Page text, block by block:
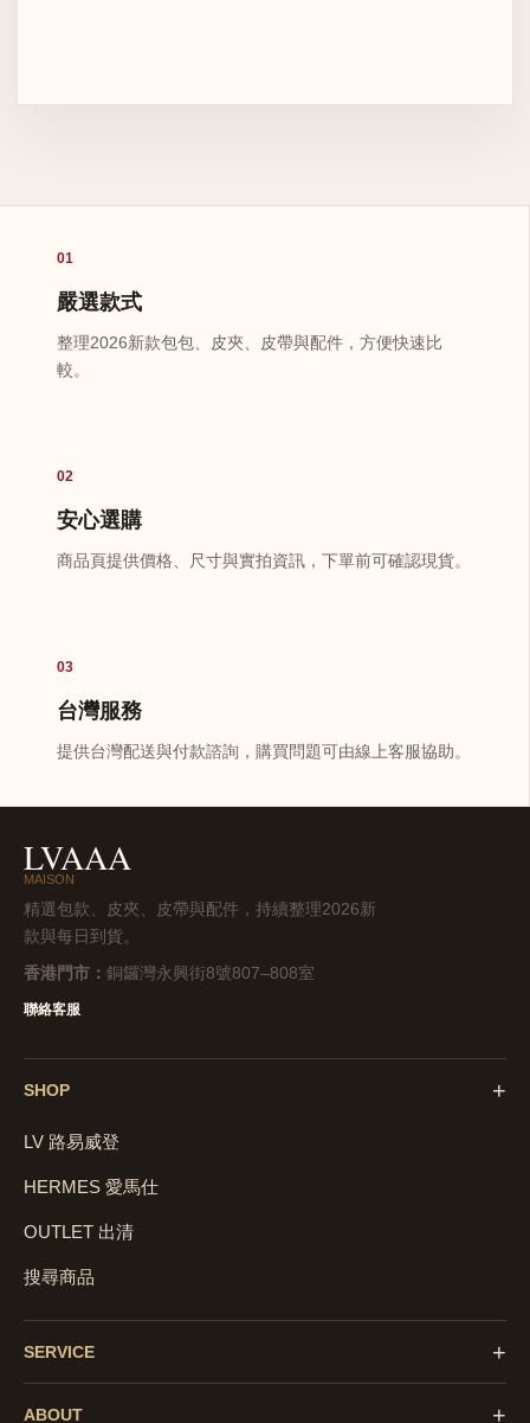
01
嚴選款式
整理2026新款包包、皮夾、皮帶與配件，方便快速比
較。
02
安心選購
商品頁提供價格、尺寸與實拍資訊，下單前可確認現貨。
03
台灣服務
提供台灣配送與付款諮詢，購買問題可由線上客服協助。
LVAAA
MAISON
精選包款、皮夾、皮帶與配件，持續整理2026新
款與每日到貨。
香港門市： 銅鑼灣永興街8號807–808室
聯絡客服
SHOP +
LV 路易威登
HERMES 愛馬仕
OUTLET 出清
搜尋商品
SERVICE +
ABOUT +